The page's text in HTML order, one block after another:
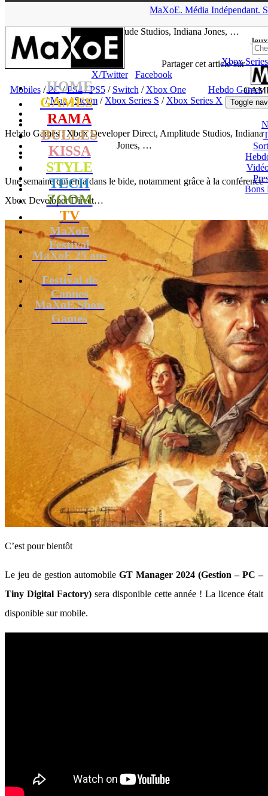
MaXoE. Média Indépendant.
HOME
GAMES
RAMA
BULLES
KISSA
STYLE
TECH
ZOOM
TV
MaXoE
Festival
MaXoE 25 ans
!
Festival de
Cannes
MaXoE Show
Games
Jeux
Xbox
Toggle
Bons
Developer Direct, Amplitude Studios, Indiana Jones, …
Partager cet article sur
X/Twitter
Facebook
Mobiles/PC/PS4/PS5/ Switch / Xbox One
Hebdo Games
/Mac/Steam / Xbox Series S / Xbox Series X
Hebdo Games : Xbox Developer Direct, Amplitude Studios, Indiana
Jones, …
Une semaine qui en a dans le bide, notamment grâce à la conférence
Xbox Developer Direct…
C’est pour bientôt
Le jeu de gestion automobile GT Manager 2024 (Gestion – PC –
Tiny Digital Factory)sera disponible cette année ! La licence était
disponible sur mobile.